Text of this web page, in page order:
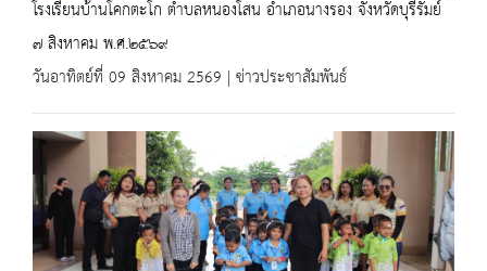
โรงเรียนบ้านโคกตะโก ตำบลหนองโสน อำเภอนางรอง จังหวัดบุรีรัมย์
๗ สิงหาคม พ.ศ.๒๕๖๙
วันอาทิตย์ที่ 09 สิงหาคม 2569 | ข่าวประชาสัมพันธ์